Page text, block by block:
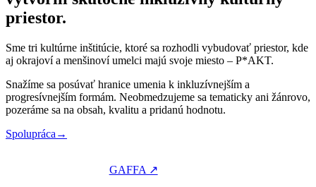
priestor.
Sme tri kultúrne inštitúcie, ktoré sa rozhodli vybudovať priestor, kde
aj okrajoví a menšinoví umelci majú svoje miesto – P*AKT.
Snažíme sa posúvať hranice umenia k inkluzívnejším a
progresívnejším formám. Neobmedzujeme sa tematicky ani žánrovo,
pozeráme sa na obsah, kvalitu a pridanú hodnotu.
Spolupráca→
GAFFA ↗